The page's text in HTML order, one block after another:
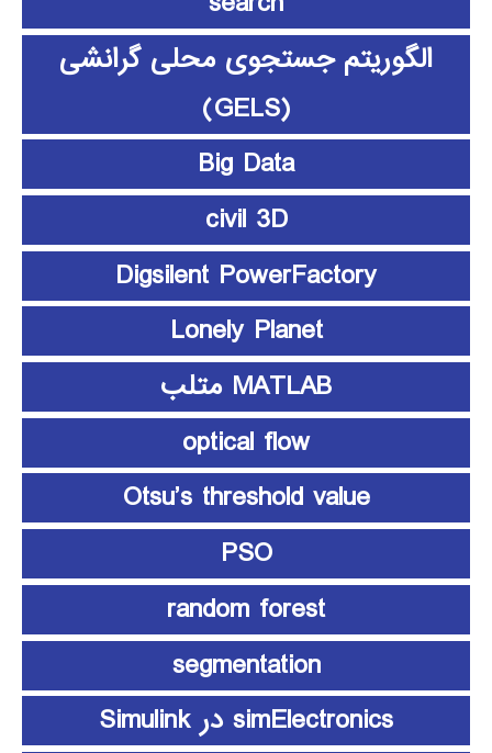
الگوریتم جستجوی محلی گرانشی
(GELS)
Big Data
civil 3D
Digsilent PowerFactory
Lonely Planet
MATLAB متلب
optical flow
Otsu’s threshold value
PSO
random forest
segmentation
simElectronics در Simulink